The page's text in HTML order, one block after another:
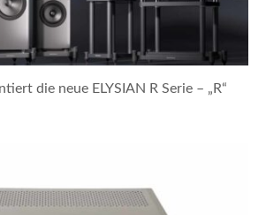
die neue ELYSIAN R Serie – „R“